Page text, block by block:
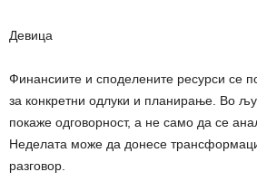
Девица
Финансиите и споделените ресурси се
за конкретни одлуки и планирање. Во
покаже одговорност, а не само да се
Неделата може да донесе
разговор.